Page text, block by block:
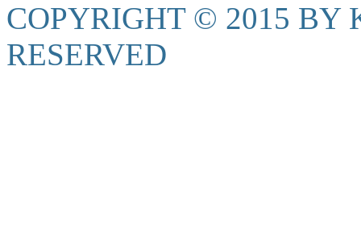
COPYRIGHT © 2015 BY
RESERVED